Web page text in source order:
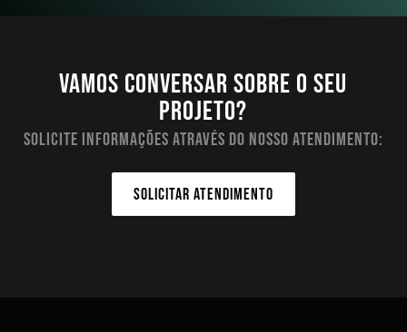
Vamos conversar sobre o seu
projeto?
Solicite informações através do nosso atendimento:
SOLICITAR ATENDIMENTO